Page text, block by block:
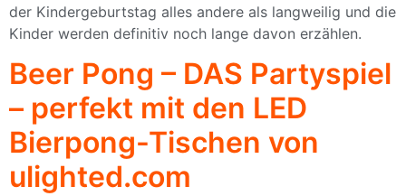
der Kindergeburtstag alles andere als langweilig und die
Kinder werden definitiv noch lange davon erzählen.
Beer Pong – DAS Partyspiel
– perfekt mit den LED
Bierpong-Tischen von
ulighted.com